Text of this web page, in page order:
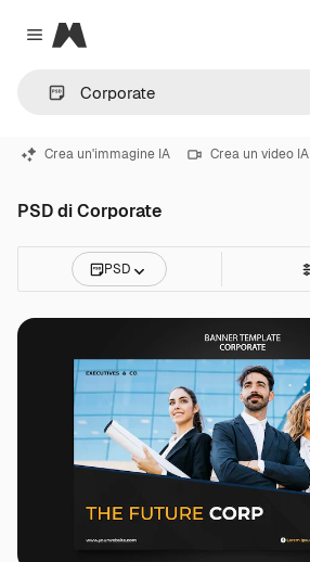
Close menu
Magnific
Crea un'immagine IA Crea un video IA
PSD di Corporate
PSD